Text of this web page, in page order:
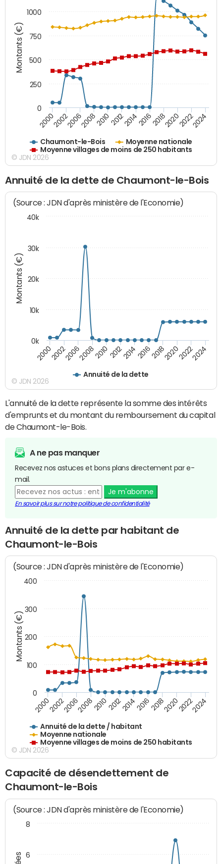
Montants (€)
Chaumont-le-Bois
Moyenne nationale
Moyenne villages de moins de 250 habitants
200020022006200820102012201420162018202020222024
0
250
500
750
1000
© JDN 2026
Annuité de la dette de Chaumont-le-Bois
Montants (€)
(Source : JDN d'après ministère de l'Economie)
Annuité de la dette
20002002200620082010 2012201420162018202020222024
0k
10k
20k
30k
40k
© JDN 2026
L'annuité de la dette représente la somme des intérêts
d'emprunts et du montant du remboursement du capital
de Chaumont-le-Bois.
A ne pas manquer
Recevez nos astuces et bons plans directement par e-
mail.
Je m'abonne
En savoir plus sur notre politique de confidentialité
Annuité de la dette par habitant de
Chaumont-le-Bois
Montants (€)
(Source : JDN d'après ministère de l'Economie)
Annuité de la dette / habitant
Moyenne nationale
Moyenne villages de moins de 250 habitants
200020022006200820102012201420162018202020222024
0
100
200
300
400
© JDN 2026
Capacité de désendettement de
Chaumont-le-Bois
(Source : JDN d'après ministère de l'Economie)
6
8